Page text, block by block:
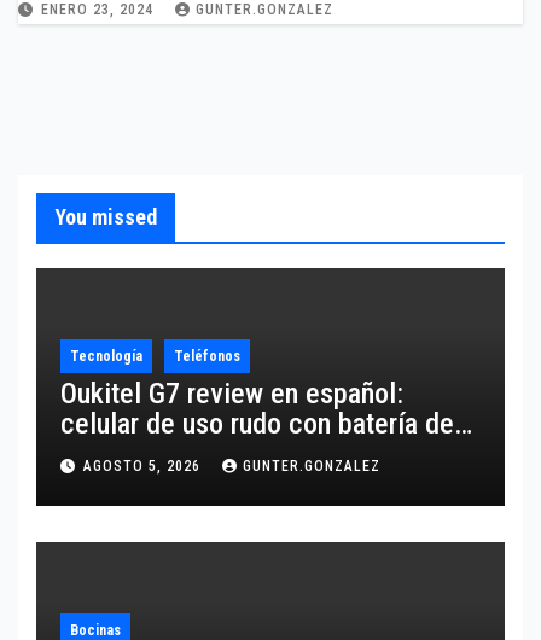
ENERO 23, 2024 GUNTER.GONZALEZ
You missed
Tecnología Teléfonos
Oukitel G7 review en español:
celular de uso rudo con batería de
10,600 mAh
AGOSTO 5, 2026 GUNTER.GONZALEZ
Bocinas